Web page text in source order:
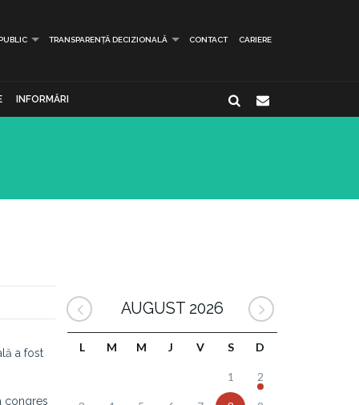
TRANSPARENȚĂ DECIZIONALĂ CONTACT CARIERE
INFORMĂRI
a fost
congres
AUGUST 2026
L M M J V S D
1 2